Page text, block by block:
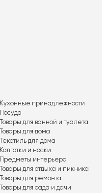
Кухонные принадлежности
Посуда
Товары для ванной и туалета
Товары для дома
Текстиль для дома
Колготки и носки
Предметы интерьера
Товары для отдыха и пикника
Товары для ремонта
Товары для сада и дачи